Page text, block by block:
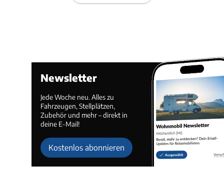
Newsletter
Jede Woche neu. Alles zu
Fahrzeugen, Stellplätzen,
Zubehör und mehr – direkt in
deine E-Mail!
Kostenlos abonnieren